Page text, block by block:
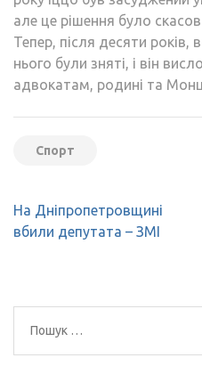
але це рішення було
Тепер, після десяти років,
нього були зняті, і він
адвокатам, родині та
Спорт
Навігація
записів
На Дніпропетровщині
вбили депутата – ЗМІ
Пошук: